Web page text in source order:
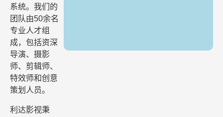
系统。我们的
团队由50余名
专业人才组
成，包括资深
导演、摄影
师、剪辑师、
特效师和创意
策划人员。
利达影视秉